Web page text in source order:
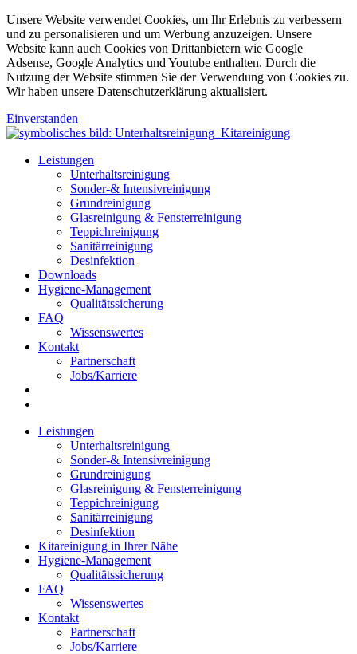
Unsere Website verwendet Cookies, um Ihr Erlebnis zu verbessern
und zu personalisieren und um Werbung anzuzeigen. Unsere
Website kann auch Cookies von Drittanbietern wie Google
Adsense, Google Analytics und Youtube enthalten. Durch die
Nutzung der Website stimmen Sie der Verwendung von Cookies zu.
Wir haben unsere Datenschutzerklärung aktualisiert.
Einverstanden
Leistungen
Unterhaltsreinigung
Sonder-& Intensivreinigung
Grundreinigung
Glasreinigung & Fensterreinigung
Teppichreinigung
Sanitärreinigung
Desinfektion
Downloads
Hygiene-Management
Qualitätssicherung
FAQ
Wissenswertes
Kontakt
Partnerschaft
Jobs/Karriere
Leistungen
Unterhaltsreinigung
Sonder-& Intensivreinigung
Grundreinigung
Glasreinigung & Fensterreinigung
Teppichreinigung
Sanitärreinigung
Desinfektion
Kitareinigung in Ihrer Nähe
Hygiene-Management
Qualitätssicherung
FAQ
Wissenswertes
Kontakt
Partnerschaft
Jobs/Karriere